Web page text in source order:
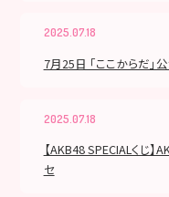
2025.07.18
7月25日 「ここからだ」
2025.07.18
【AKB48 SPECIALくじ
セ